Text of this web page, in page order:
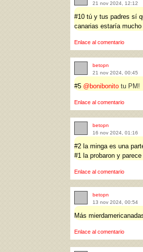
21 nov 2024, 12:12
#10 tú y tus padres sí
canarias estaría
Enlace al comentario
betopn
21 nov 2024, 00:45
#5 @bonibonito tu PM!
Enlace al comentario
betopn
16 nov 2024, 01:16
#2 la minga es una
#1 la probaron y
Enlace al comentario
betopn
13 nov 2024, 00:54
Más
Enlace al comentario